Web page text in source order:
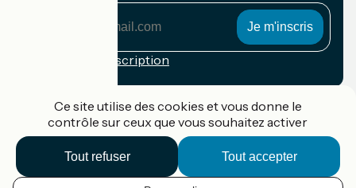
Conditions d'inscription
Accueil Vélo Pro
Contact
Ce site utilise des cookies et vous donne le
contrôle sur ceux que vous souhaitez activer
Tout accepter
Tout refuser